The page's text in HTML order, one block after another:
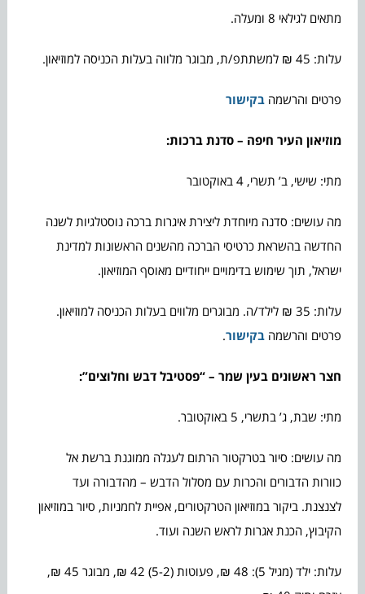
מתאים לגילאי 8 ומעלה.
עלות: 45 ₪ למשתתפ/ת, מבוגר מלווה בעלות הכניסה למוזיאון.
פרטים והרשמהבקישור
מוזיאון העיר חיפה – סדנת ברכות:
מתי: שישי, ב’ תשרי, 4 באוקטובר
מה עושים: סדנה מיוחדת ליצירת איגרות ברכה נוסטלגיות לשנה
החדשה בהשראת כרטיסי הברכה מהשנים הראשונות למדינת
ישראל, תוך שימוש בדימויים ייחודיים מאוסף המוזיאון.
עלות: 35 ₪ לילד/ה. מבוגרים מלווים בעלות הכניסה למוזיאון.
פרטים והרשמהבקישור.
חצר ראשונים בעין שמר – “פסטיבל דבש וחלוצים”:
מתי: שבת, ג’ בתשרי, 5 באוקטובר.
מה עושים: סיור בטרקטור הרתום לעגלה ממוגנת ברשת אל
כוורות הדבורים והכרות עם מסלול הדבש – מהדבורה ועד
לצנצנת. ביקור במוזיאון הטרקטורים, אפיית לחמניות, סיור במוזיאון
הקיבוץ, הכנת אגרות לראש השנה ועוד.
עלות: ילד (מגיל 5): 48 ₪, פעוטות (5-2) 42 ₪, מבוגר 45 ₪,